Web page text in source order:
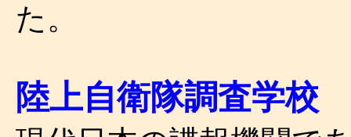
た。
陸上自衛隊調査学校